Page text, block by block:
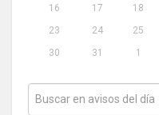
16
17 18
23
24 25
30
31 1